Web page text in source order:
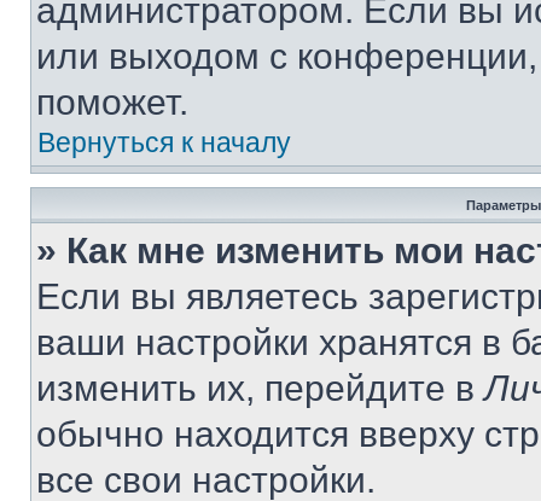
администратором. Если вы
или выходом с
поможет.
Вернуться к началу
Параметры
» Как мне изменить мои
Если вы являетесь
ваши настройки хранятся в
изменить их, перейдите в
обычно находится вверху
все свои настройки.